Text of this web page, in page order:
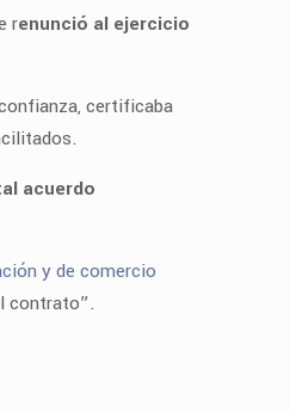
renunció al ejercicio
certificaba
acuerdo
y de comercio
contrato”.